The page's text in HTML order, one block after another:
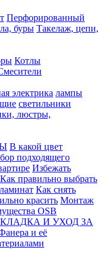
Перфорированный
буры Такелаж, цепи,
Котлы
электрика лампы
светильники
люстры,
В какой цвет
подходящего
Избежать
Как правильно выбрать
Как снять
красить Монтаж
OSB
И УХОД ЗА
и её